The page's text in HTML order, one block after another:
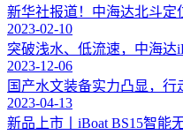
新华社报道！中海达北斗定
2023-02-10
突破浅水、低流速，中海达
2023-12-06
国产水文装备实力凸显，行
2023-04-13
新品上市丨iBoat BS15智能